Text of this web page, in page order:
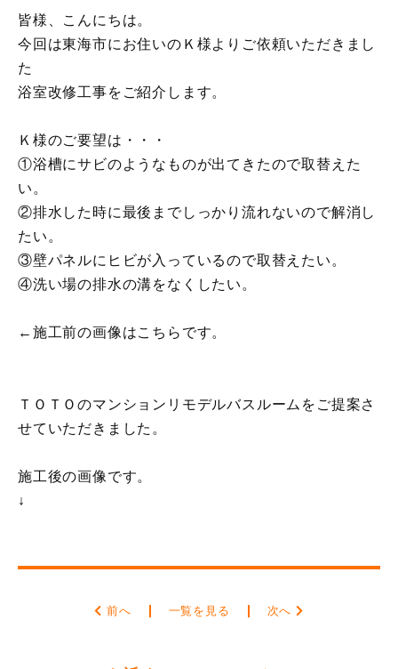
皆様、こんにちは。
今回は東海市にお住いのＫ様よりご依頼いただきまし
た
浴室改修工事をご紹介します。
Ｋ様のご要望は・・・
①浴槽にサビのようなものが出てきたので取替えた
い。
②排水した時に最後までしっかり流れないので解消し
たい。
③壁パネルにヒビが入っているので取替えたい。
④洗い場の排水の溝をなくしたい。
←施工前の画像はこちらです。
ＴＯＴＯのマンションリモデルバスルームをご提案さ
せていただきました。
施工後の画像です。
↓
前へ 一覧を見る 次へ